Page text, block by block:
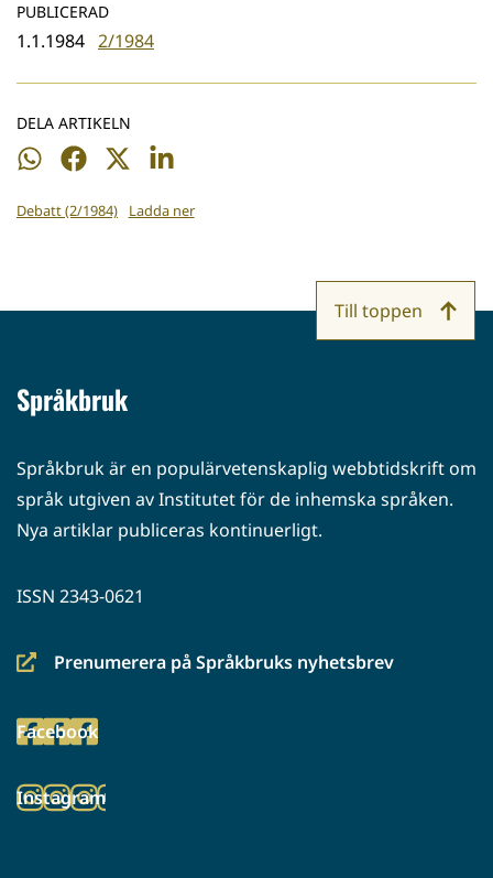
PUBLICERAD
1.1.1984 2/1984
DELA ARTIKELN
Dela
WhatsApp
Dela
Facebook
Dela
Twitter
Dela
LinkedIn
Debatt (2/1984) Ladda ner
Språkbruk
Språkbruk är en populärvetenskaplig webbtidskrift om
språk utgiven av Institutet för de inhemska språken.
Nya artiklar publiceras kontinuerligt.
ISSN 2343-0621
Prenumerera på Språkbruks nyhetsbrev
(siirryt
palveluun)
Facebook
(siirryt
palveluun)
Instagram
(siirryt
Till toppen